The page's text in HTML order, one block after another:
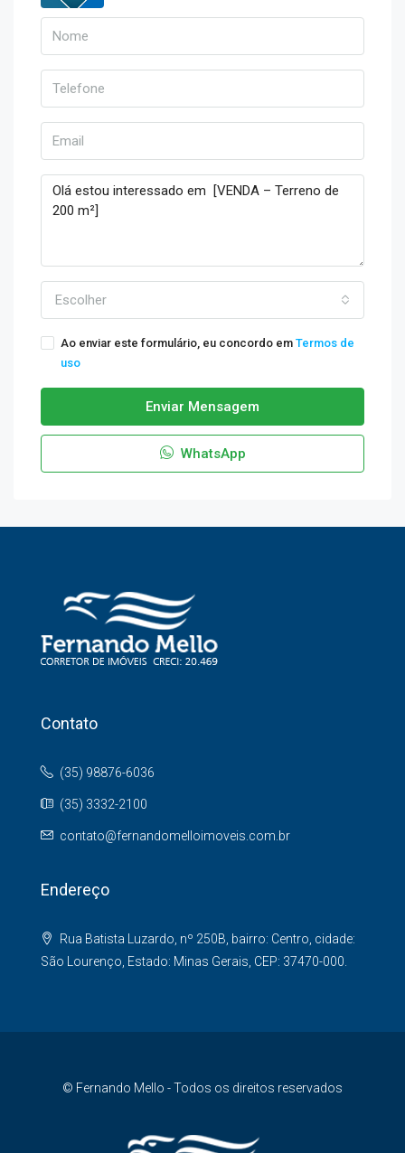
Escolher
Ao enviar este formulário, eu concordo em Termos de
uso
Enviar Mensagem
WhatsApp
Contato
(35) 98876-6036
(35) 3332-2100
contato@fernandomelloimoveis.com.br
Endereço
Rua Batista Luzardo, nº 250B, bairro: Centro, cidade:
São Lourenço, Estado: Minas Gerais, CEP: 37470-000.
© Fernando Mello - Todos os direitos reservados